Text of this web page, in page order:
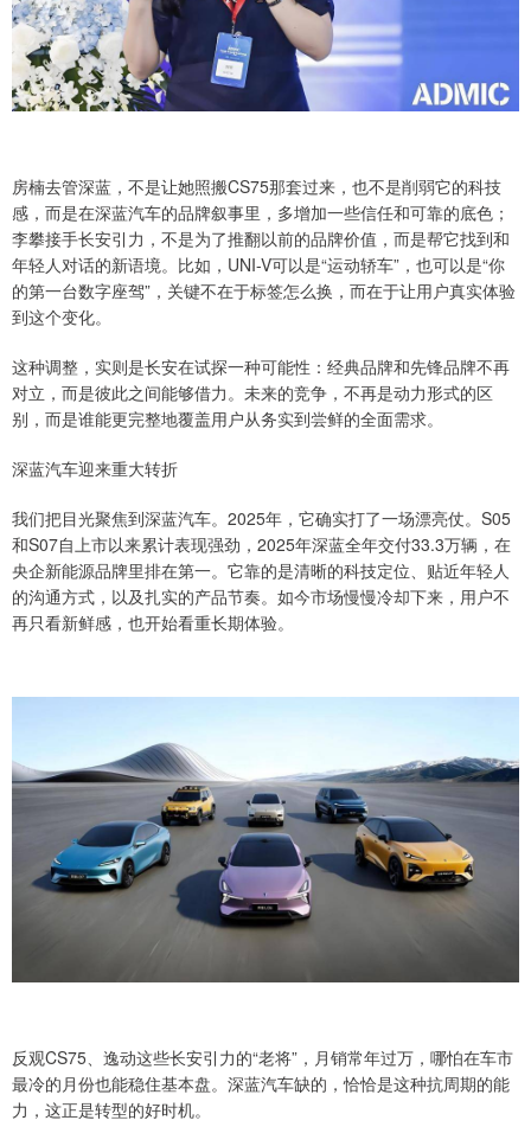
房楠去管深蓝，不是让她照搬CS75那套过来，也不是削弱它的科技
感，而是在深蓝汽车的品牌叙事里，多增加一些信任和可靠的底色；
李攀接手长安引力，不是为了推翻以前的品牌价值，而是帮它找到和
年轻人对话的新语境。比如，UNI-V可以是“运动轿车”，也可以是“你
的第一台数字座驾”，关键不在于标签怎么换，而在于让用户真实体验
到这个变化。
这种调整，实则是长安在试探一种可能性：经典品牌和先锋品牌不再
对立，而是彼此之间能够借力。未来的竞争，不再是动力形式的区
别，而是谁能更完整地覆盖用户从务实到尝鲜的全面需求。
深蓝汽车迎来重大转折
我们把目光聚焦到深蓝汽车。2025年，它确实打了一场漂亮仗。S05
和S07自上市以来累计表现强劲，2025年深蓝全年交付33.3万辆，在
央企新能源品牌里排在第一。它靠的是清晰的科技定位、贴近年轻人
的沟通方式，以及扎实的产品节奏。如今市场慢慢冷却下来，用户不
再只看新鲜感，也开始看重长期体验。
反观CS75、逸动这些长安引力的“老将”，月销常年过万，哪怕在车市
最冷的月份也能稳住基本盘。深蓝汽车缺的，恰恰是这种抗周期的能
力，这正是转型的好时机。